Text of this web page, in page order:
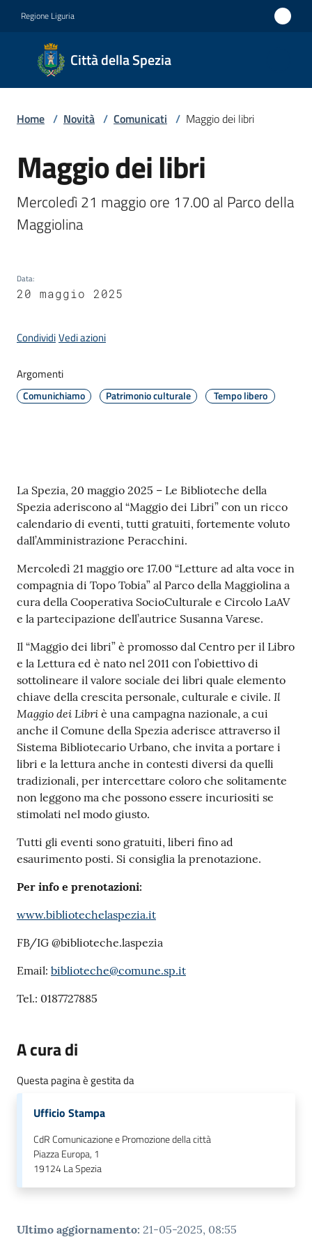
Regione Liguria
Città della Spezia
Città
della
Medaglia
d'oro al
Merito
Civile
Medaglia
Militare
Novità
il
Comune
C
e
r
t
i
f
i
c
a
t
i
A
n
a
r
a
f
i
c
o
n
l
i
A
P
R
Tutti
argomenti...
Seguici
Home / Novità / Comunicati / Maggio dei libri
Salta al contenuto
Maggio dei libri
Mercoledì 21 maggio ore 17.00 al Parco della
Maggiolina
Data:
20 maggio 2025
CondividiVedi azioni
Argomenti
Comunichiamo Patrimonio culturale Tempo libero
Contenuto
La Spezia, 20 maggio 2025 – Le Biblioteche della
Spezia aderiscono al “Maggio dei Libri” con un ricco
calendario di eventi, tutti gratuiti, fortemente voluto
dall’Amministrazione Peracchini.
Mercoledì 21 maggio ore 17.00 “Letture ad alta voce in
compagnia di Topo Tobia” al Parco della Maggiolina a
cura della Cooperativa SocioCulturale e Circolo LaAV
e la partecipazione dell’autrice Susanna Varese.
Il “Maggio dei libri” è promosso dal Centro per il Libro
e la Lettura ed è nato nel 2011 con l’obiettivo di
sottolineare il valore sociale dei libri quale elemento
chiave della crescita personale, culturale e civile. Il
Maggio dei Libri è una campagna nazionale, a cui
anche il Comune della Spezia aderisce attraverso il
Sistema Bibliotecario Urbano, che invita a portare i
libri e la lettura anche in contesti diversi da quelli
tradizionali, per intercettare coloro che solitamente
non leggono ma che possono essere incuriositi se
stimolati nel modo giusto.
Tutti gli eventi sono gratuiti, liberi fino ad
esaurimento posti. Si consiglia la prenotazione.
Per info e prenotazioni:
www.bibliotechelaspezia.it
FB/IG @biblioteche.laspezia
Email: biblioteche@comune.sp.it
Tel.: 0187727885
A cura di
Questa pagina è gestita da
Ufficio Stampa
CdR Comunicazione e Promozione della città
Piazza Europa, 1
19124La Spezia
Ultimo aggiornamento: 21-05-2025, 08:55